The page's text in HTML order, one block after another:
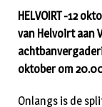
HELVOIRT -12
van Helvoirt aan
oktober om
Onlangs is de